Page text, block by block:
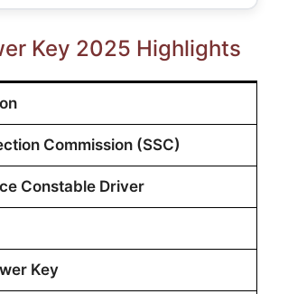
Key 2025 Highlights
Commission (SSC)
Constable Driver
Key